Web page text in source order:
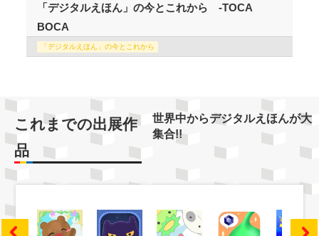
「デジタルえほん」の今とこれから -TOCA
BOCA
「デジタルえほん」の今とこれから
これまでの出展作
品
世界中からデジタルえほんが大
集合!!